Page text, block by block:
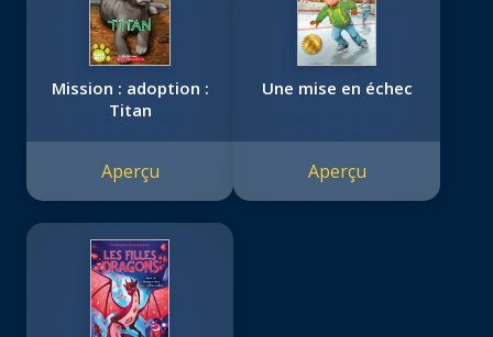
Mission : adoption :
Titan
Aperçu
Une mise en échec
Aperçu